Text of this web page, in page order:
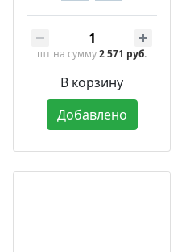
шт на сумму2 571 руб.
В корзину
Добавлено